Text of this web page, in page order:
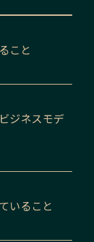
こと
ジネスモデ
いること